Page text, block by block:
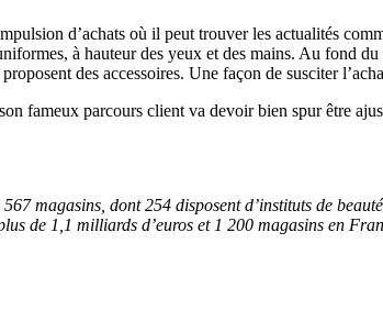
d’achats où il peut trouver les actualités
à hauteur des yeux et des mains. Au fond
des accessoires. Une façon de susciter
fameux parcours client va devoir bien spur être
magasins, dont 254 disposent d’instituts de
de 1,1 milliards d’euros et 1 200 magasins en